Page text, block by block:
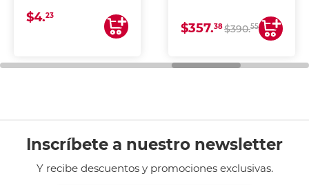
uniforme, ideal para
impresoras de inyección
de tinta y láser,
general de oficina.
$4.23
COPIA Y ESCANEA)
$357.38$390.55
Inscríbete a nuestro newsletter
Y recibe descuentos y promociones exclusivas.